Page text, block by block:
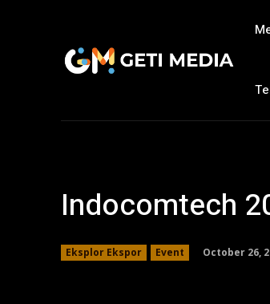
Indocomtech
Eksplor Ekspor Event October 26,